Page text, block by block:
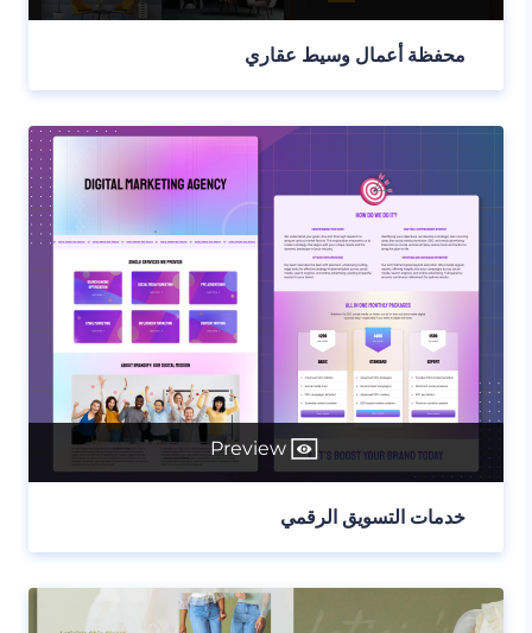
محفظة أعمال وسيط عقاري
Preview
خدمات التسويق الرقمي